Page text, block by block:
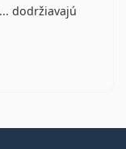
dodržiavajú